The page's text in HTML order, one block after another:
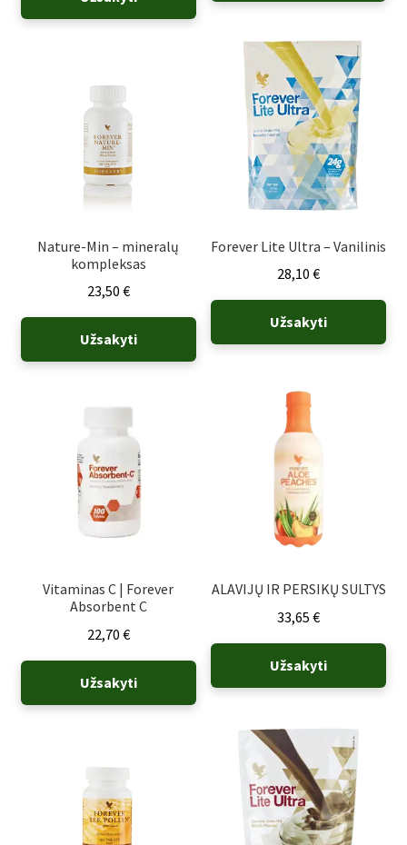
Nature-Min – mineralų
kompleksas
23,50 €
Užsakyti
Forever Lite Ultra – Vanilinis
28,10€
Užsakyti
Vitaminas C | Forever
Absorbent C
22,70 €
Užsakyti
ALAVIJŲ IR PERSIKŲ SULTYS
33,65€
Užsakyti